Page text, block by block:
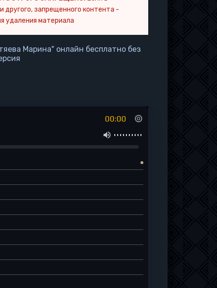
другого, запрещенного контента -
удаления материала
Марина" онлайн бесплатно без
00:00